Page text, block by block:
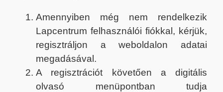
Amennyiben még nem rendelkezik
Lapcentrum felhasználói fiókkal, kérjük,
regisztráljon a weboldalon adatai
megadásával.
A regisztrációt követően a digitális
olvasó menüpontban tudja